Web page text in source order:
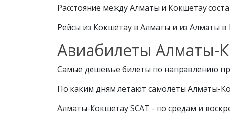
Расстояние между Алматы и Кокшетау
Рейсы из Кокшетау в Алматы и из Алматы
Авиабилеты Алматы-
Самые дешевые билеты по направлению
По каким дням летают самолеты Алматы-
Алматы-Кокшетау SCAT - по средам и